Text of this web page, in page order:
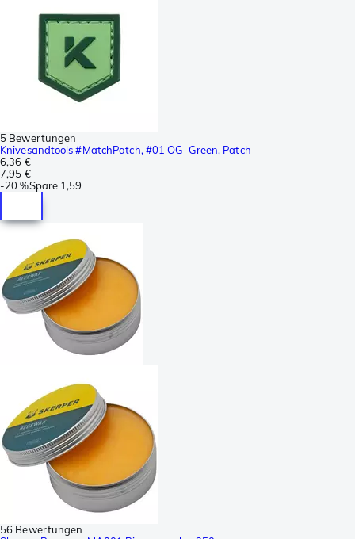
5 Bewertungen
Knivesandtools #MatchPatch, #01 OG-Green, Patch
6,36 €
7,95 €
-20 %Spare 1,59
56 Bewertungen